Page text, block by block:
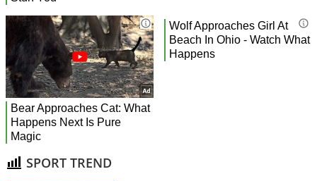
SPORT TREND